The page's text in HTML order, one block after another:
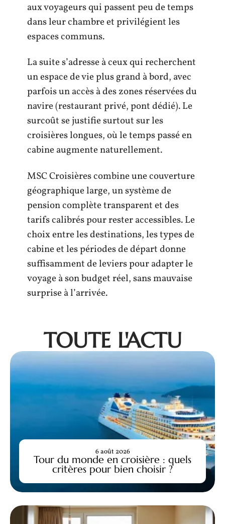
aux voyageurs qui passent peu de temps
dans leur chambre et privilégient les
espaces communs.
La suite s’adresse à ceux qui recherchent
un espace de vie plus grand à bord, avec
parfois un accès à des zones réservées du
navire (restaurant privé, pont dédié). Le
surcoût se justifie surtout sur les
croisières longues, où le temps passé en
cabine augmente naturellement.
MSC Croisières combine une couverture
géographique large, un système de
pension complète transparent et des
tarifs calibrés pour rester accessibles. Le
choix entre les destinations, les types de
cabine et les périodes de départ donne
suffisamment de leviers pour adapter le
voyage à son budget réel, sans mauvaise
surprise à l’arrivée.
TOUTE L'ACTU
Tour du monde en croisière : quels
critères pour bien choisir ?
6 août 2026